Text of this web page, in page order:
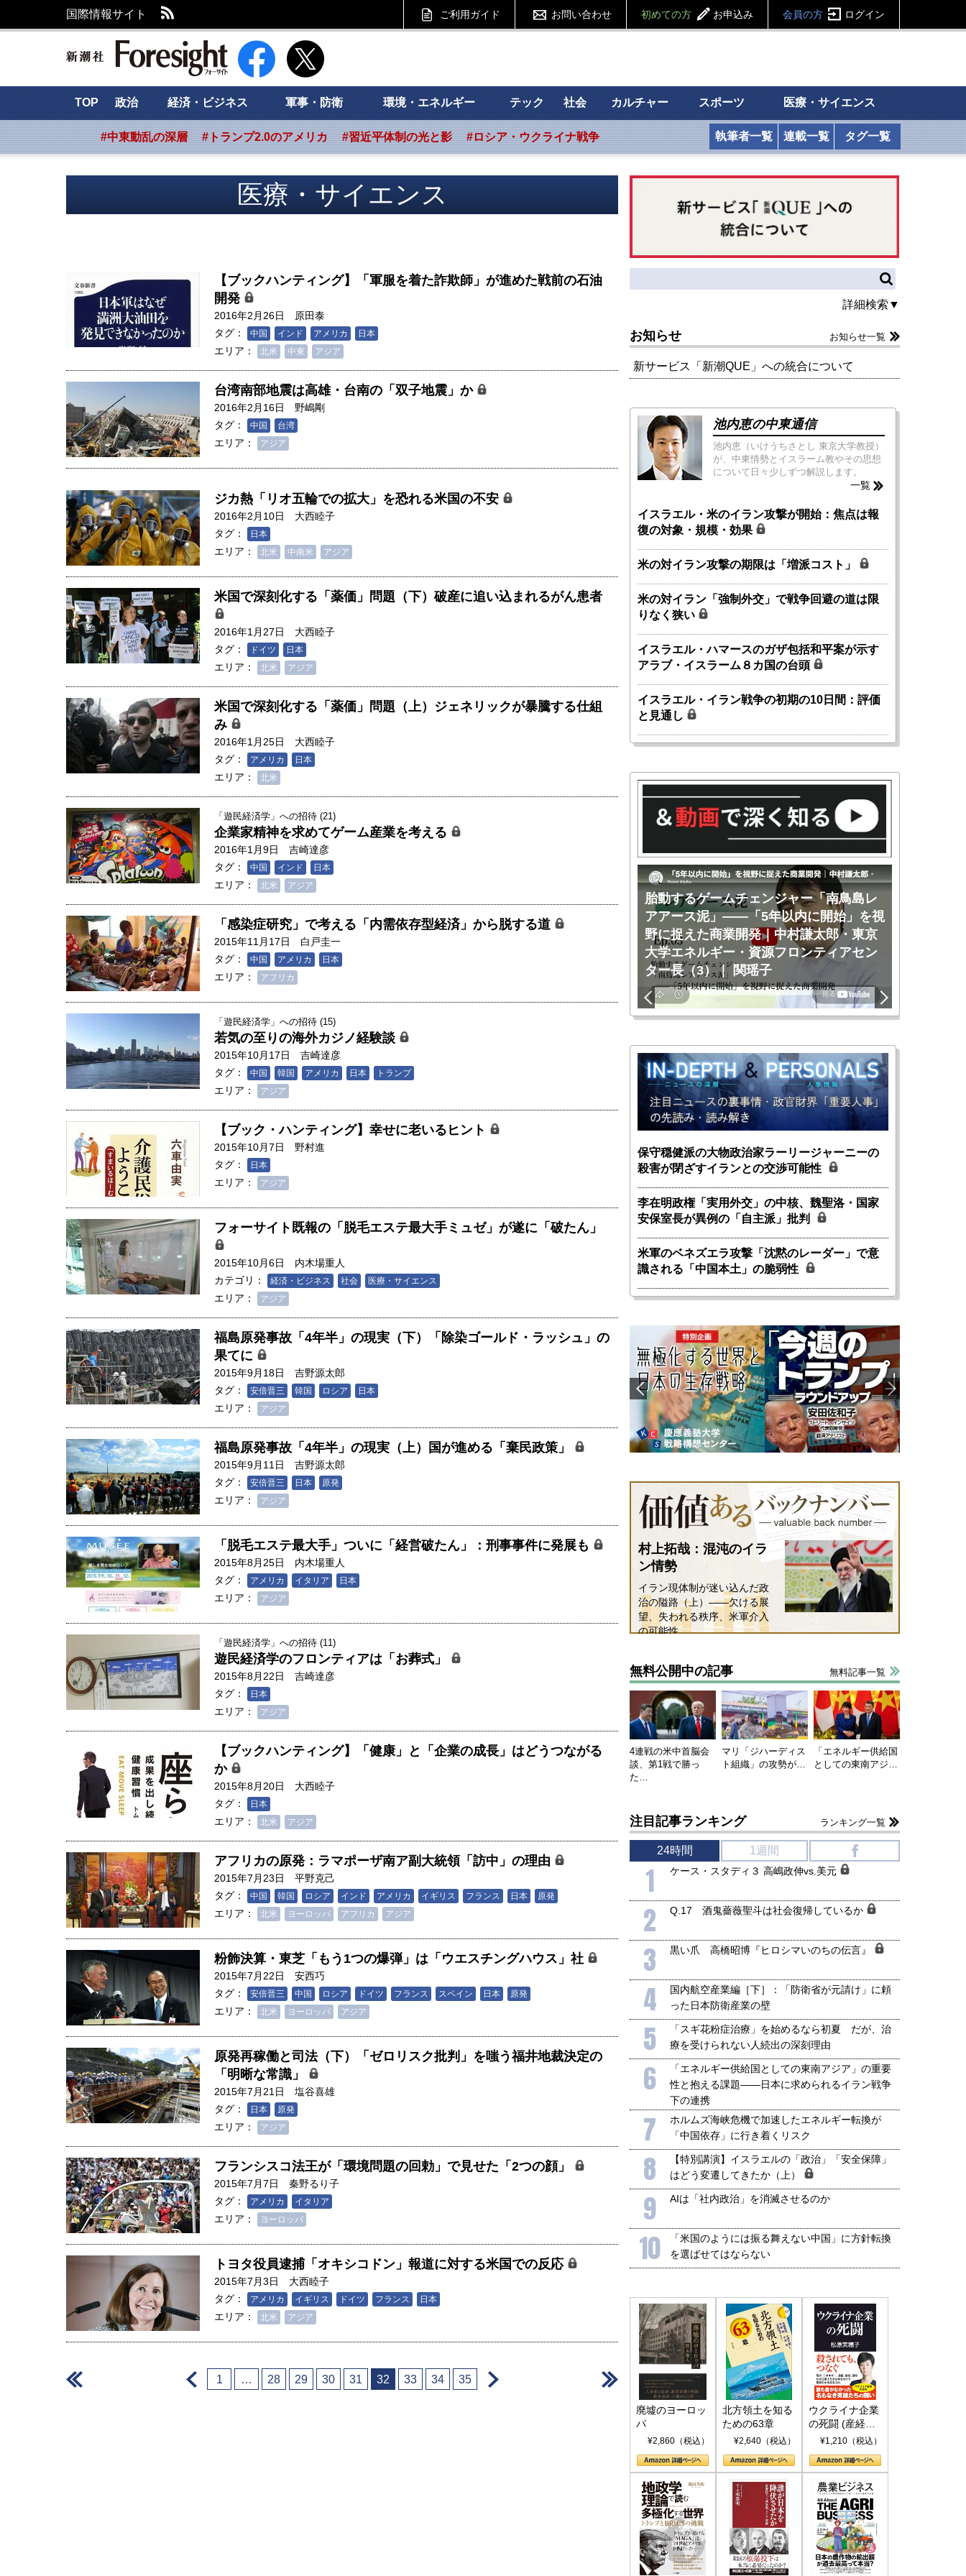
国際情報サイト ご利用ガイド お問い合わせ 初めての方 お申込み 会員の方 ログイン
新潮社 Foresight フォーサイト
TOP 政治 経済・ビジネス 軍事・防衛 環境・エネルギー テック 社会 カルチャー スポーツ 医療・サイエンス
#中東動乱の深層 #トランプ2.0のアメリカ #習近平体制の光と影 #ロシア・ウクライナ戦争 執筆者一覧 連載一覧 タグ一覧
医療・サイエンス
【ブックハンティング】「軍服を着た詐欺師」が進めた戦前の石油
開発
2016年2月26日
原田泰
タグ：
中国 インド アメリカ 日本
エリア： 北米 中東 アジア
台湾南部地震は高雄・台南の「双子地震」か
2016年2月16日
野嶋剛
タグ：
中国 台湾
エリア： アジア
ジカ熱「リオ五輪での拡大」を恐れる米国の不安
2016年2月10日
大西睦子
タグ：
日本
エリア： 北米 中南米 アジア
米国で深刻化する「薬価」問題（下）破産に追い込まれるがん患者
2016年1月27日
大西睦子
タグ：
ドイツ 日本
エリア： 北米 アジア
米国で深刻化する「薬価」問題（上）ジェネリックが暴騰する仕組
み
2016年1月25日
大西睦子
タグ：
アメリカ 日本
エリア： 北米
「遊民経済学」への招待 (21)
企業家精神を求めてゲーム産業を考える
2016年1月9日
吉崎達彦
タグ：
中国 インド 日本
エリア： 北米 アジア
「感染症研究」で考える「内需依存型経済」から脱する道
2015年11月17日
白戸圭一
タグ：
中国 アメリカ 日本
エリア： アフリカ
「遊民経済学」への招待 (15)
若気の至りの海外カジノ経験談
2015年10月17日
吉崎達彦
タグ：
中国 韓国 アメリカ 日本 トランプ
エリア： アジア
【ブック・ハンティング】幸せに老いるヒント
2015年10月7日
野村進
タグ：
日本
エリア： アジア
フォーサイト既報の「脱毛エステ最大手ミュゼ」が遂に「破たん」
2015年10月6日
内木場重人
カテゴリ：
経済・ビジネス 社会 医療・サイエンス
エリア： アジア
福島原発事故「4年半」の現実（下）「除染ゴールド・ラッシュ」の
果てに
2015年9月18日
吉野源太郎
タグ：
安倍晋三 韓国 ロシア 日本
エリア： アジア
福島原発事故「4年半」の現実（上）国が進める「棄民政策」
2015年9月11日
吉野源太郎
タグ：
安倍晋三 日本 原発
エリア： アジア
「脱毛エステ最大手」ついに「経営破たん」：刑事事件に発展も
2015年8月25日
内木場重人
タグ：
アメリカ イタリア 日本
エリア： アジア
「遊民経済学」への招待 (11)
遊民経済学のフロンティアは「お葬式」
2015年8月22日
吉崎達彦
タグ：
日本
エリア： アジア
【ブックハンティング】「健康」と「企業の成長」はどうつながる
か
2015年8月20日
大西睦子
タグ：
日本
エリア： 北米 アジア
アフリカの原発：ラマポーザ南ア副大統領「訪中」の理由
2015年7月23日
平野克己
タグ：
中国 韓国 ロシア インド アメリカ イギリス フランス 日本 原発
エリア： 北米 ヨーロッパ アフリカ アジア
粉飾決算・東芝「もう1つの爆弾」は「ウエスチングハウス」社
2015年7月22日
安西巧
タグ：
安倍晋三 中国 ロシア ドイツ フランス スペイン 日本 原発
エリア： 北米 ヨーロッパ アジア
原発再稼働と司法（下）「ゼロリスク批判」を嗤う福井地裁決定の
「明晰な常識」
2015年7月21日
塩谷喜雄
タグ：
日本 原発
エリア： アジア
フランシスコ法王が「環境問題の回勅」で見せた「2つの顔」
2015年7月7日
秦野るり子
タグ：
アメリカ イタリア
エリア： ヨーロッパ
トヨタ役員逮捕「オキシコドン」報道に対する米国での反応
2015年7月3日
大西睦子
タグ：
アメリカ イギリス ドイツ フランス 日本
エリア： 北米 アジア
＜ 1 … 28 29 30 31 32 33 34 35 ＞
詳細検索▼
お知らせ お知らせ一覧
新サービス「新潮QUE」への統合について
池内恵の中東通信
池内恵（いけうちさとし 東京大学教授）
が、中東情勢とイスラーム教やその思想
について日々少しずつ解説します。
一覧
イスラエル・米のイラン攻撃が開始：焦点は報
復の対象・規模・効果
米の対イラン攻撃の期限は「増派コスト」
米の対イラン「強制外交」で戦争回避の道は限
りなく狭い
イスラエル・ハマースのガザ包括和平案が示す
アラブ・イスラーム８カ国の台頭
イスラエル・イラン戦争の初期の10日間：評価
と見通し
人は「地上の太陽」を手にするか 核融
合発電の現在地――実現・普及後の「世
界像」｜江尻晶・東京大学大学院新領域
創成科学研究科教授（4）｜ 関瑶子
アアース泥」――日米欧豪による新たな
サプライチェーン｜中村謙太郎・東京大
胎動するゲームチェンジャー「南鳥島レ
アアース泥」――「5年以内に開始」を視
野に捉えた商業開発｜中村謙太郎・東京
大学エネルギー・資源フロンティアセン
ター長（3）｜ 関瑶子
保守穏健派の大物政治家ラーリージャーニーの
殺害が閉ざすイランとの交渉可能性
李在明政権「実用外交」の中核、魏聖洛・国家
安保室長が異例の「自主派」批判
米軍のベネズエラ攻撃「沈黙のレーダー」で意
識される「中国本土」の脆弱性
村上拓哉：混沌のイラ
ン情勢
イラン現体制が迷い込んだ政
治の隘路（上）――欠ける展
望、失われる秩序、米軍介入
の可能性
無料公開中の記事 無料記事一覧
4連戦の米中首脳会
談、第1戦で勝っ
た…
マリ「ジハーディス
ト組織」の攻勢が…
「エネルギー供給国
としての東南アジ…
注目記事ランキング ランキング一覧
24時間 1週間
1 ケース・スタディ３ 高嶋政伸vs.美元
2 Q.17 酒鬼薔薇聖斗は社会復帰しているか
3 黒い爪 高橋昭博『ヒロシマいのちの伝言』
4
国内航空産業編［下］：「防衛省が元請け」に頼
った日本防衛産業の壁
5
「スギ花粉症治療」を始めるなら初夏 だが、治
療を受けられない人続出の深刻理由
6
「エネルギー供給国としての東南アジア」の重要
性と抱える課題――日本に求められるイラン戦争
下の連携
7
ホルムズ海峡危機で加速したエネルギー転換が
「中国依存」に行き着くリスク
8
【特別講演】イスラエルの「政治」「安全保障」
はどう変遷してきたか（上）
9 AIは「社内政治」を消滅させるのか
10
「米国のようには振る舞えない中国」に方針転換
を選ばせてはならない
廃墟のヨーロッ
パ
¥2,860（税込）
北方領土を知る
ための63章
¥2,640（税込）
ウクライナ企業
の死闘 (産経セ
レクト S 039)
¥1,210（税込）